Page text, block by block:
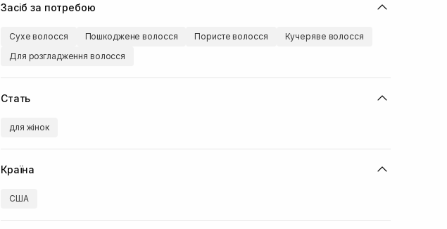
Засіб за потребою
Сухе волосся Пошкоджене волосся Пористе волосся
Кучеряве волосся
Для розгладження волосся
Стать
для жінок
Країна
США